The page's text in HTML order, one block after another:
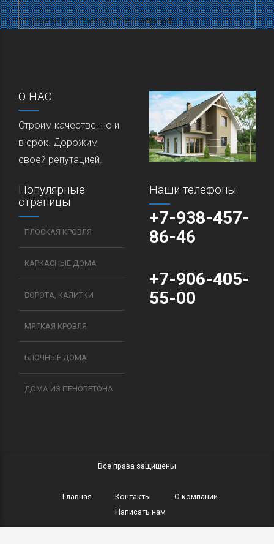
[contact-form-7 id=»3627″ title=»Футер»]
О НАС
Строим качественно и
в срок. Дорожим
своей репутацией.
Популярные
страницы
ПЛОСКАЯ КРОВЛЯ
КАРКАСНЫЕ ДОМА
ВОРОТА, КАЛИТКИ
МЯГКАЯ КРОВЛЯ
БЛОЧНЫЕ ДОМА
ДОМА ИЗ ПЕНОБЕТОНА
Наши телефоны
+7-938-457-
86-46
+7-906-405-
55-00
Все права защищены
Главная Контакты
О компании
Написать нам